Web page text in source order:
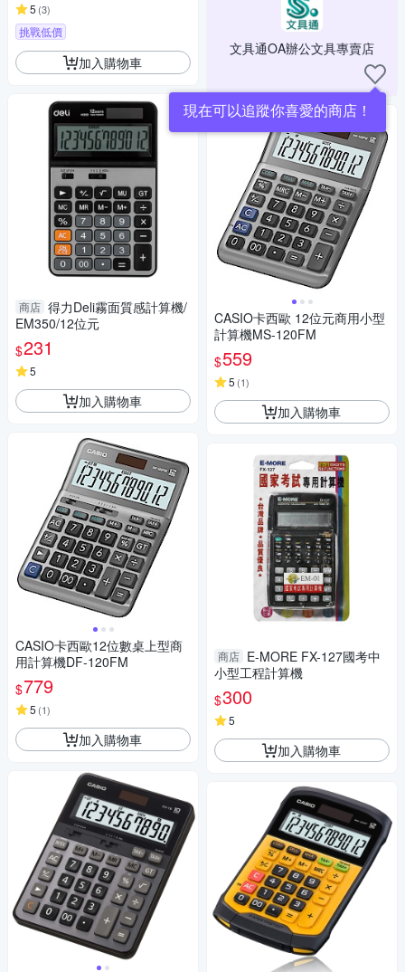
5 (3)
挑戰低價
加入購物車
商店 得力Deli霧面質感計算機/
EM350/12位元
$231
5
加入購物車
CASIO卡西歐12位數桌上型商
用計算機DF-120FM
$779
5 (1)
加入購物車
文具通OA辦公文具專賣店
現在可以追蹤你喜愛的商店！
CASIO卡西歐 12位元商用小型
計算機MS-120FM
$559
5 (1)
加入購物車
商店 E-MORE FX-127國考中
小型工程計算機
$300
5
加入購物車